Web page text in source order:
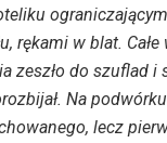
rękami w blat. Całe
zeszło do szuflad i
Na
lecz